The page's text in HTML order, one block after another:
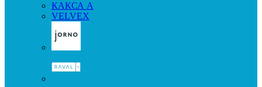
КАКСА А
VELVEX